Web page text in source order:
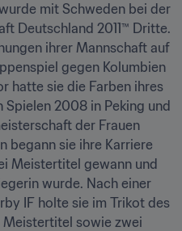
mit Schweden bei der
Deutschland 2011™ Dritte.
ihrer Mannschaft auf
gegen Kolumbien
hatte sie die Farben ihres
Spielen 2008 in Peking und
der Frauen
begann sie ihre Karriere
Meistertitel gewann und
wurde. Nach einer
IF holte sie im Trikot des
Meistertitel sowie zwei